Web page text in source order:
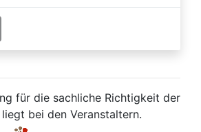
für die sachliche Richtigkeit der
bei den Veranstaltern.